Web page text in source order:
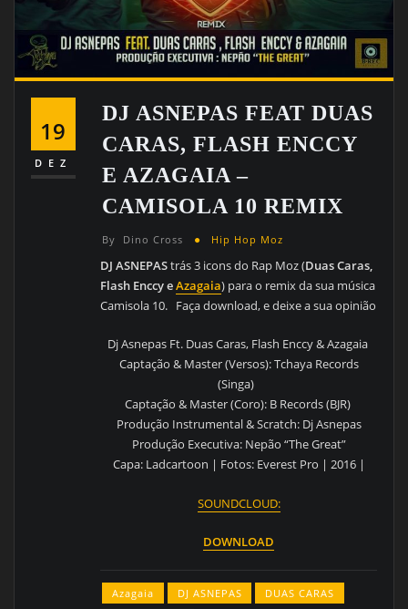
19
DEZ
DJ ASNEPAS FEAT DUAS
CARAS, FLASH ENCCY
E AZAGAIA –
CAMISOLA 10 REMIX
By Dino Cross Hip Hop Moz
DJ ASNEPAStrás 3 icons do Rap Moz (Duas Caras,
Flash Enccy eAzagaia) para o remix da sua música
Camisola 10. Faça download, e deixe a sua opinião
Dj Asnepas Ft. Duas Caras, Flash Enccy & Azagaia
Captação & Master (Versos): Tchaya Records
(Singa)
Captação & Master (Coro): B Records (BJR)
Produção Instrumental & Scratch: Dj Asnepas
Produção Executiva: Nepão “The Great”
Capa: Ladcartoon | Fotos: Everest Pro | 2016 |
SOUNDCLOUD:
DOWNLOAD
Azagaia DJ ASNEPAS
DUAS CARAS